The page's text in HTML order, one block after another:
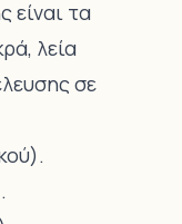
είναι τα
λεία
σε